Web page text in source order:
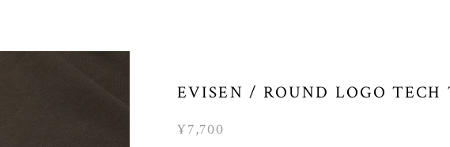
EVISEN / ROUND LOGO
¥7,700